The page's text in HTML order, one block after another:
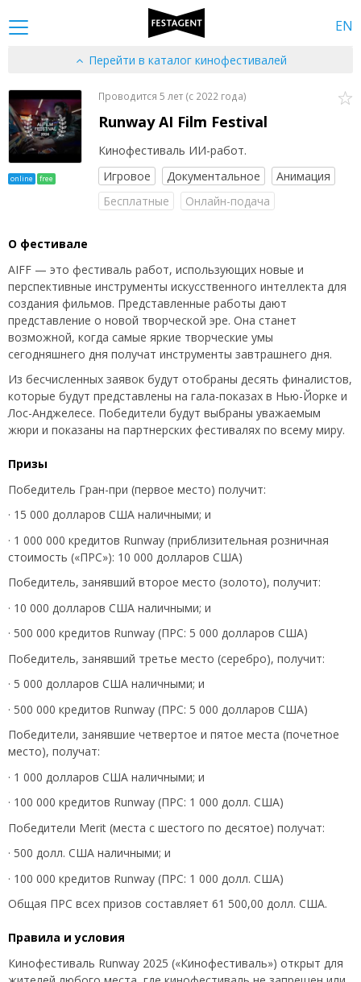
EN
Перейти в каталог кинофестивалей
online free
Проводится 5 лет (c 2022 года)
Runway AI Film Festival
Кинофестиваль ИИ-работ.
Игровое
Документальное
Анимация
Бесплатные
Онлайн-подача
О фестивале
AIFF — это фестиваль работ, использующих новые и
перспективные инструменты искусственного интеллекта для
создания фильмов. Представленные работы дают
представление о новой творческой эре. Она станет
возможной, когда самые яркие творческие умы
сегодняшнего дня получат инструменты завтрашнего дня.
Из бесчисленных заявок будут отобраны десять финалистов,
которые будут представлены на гала-показах в Нью-Йорке и
Лос-Анджелесе. Победители будут выбраны уважаемым
жюри и показаны на партнерских фестивалях по всему миру.
Призы
Победитель Гран-при (первое место) получит:
· 15 000 долларов США наличными; и
· 1 000 000 кредитов Runway (приблизительная розничная
стоимость («ПРС»): 10 000 долларов США)
Победитель, занявший второе место (золото), получит:
· 10 000 долларов США наличными; и
· 500 000 кредитов Runway (ПРС: 5 000 долларов США)
Победитель, занявший третье место (серебро), получит:
· 5 000 долларов США наличными; и
· 500 000 кредитов Runway (ПРС: 5 000 долларов США)
Победители, занявшие четвертое и пятое места (почетное
место), получат:
· 1 000 долларов США наличными; и
· 100 000 кредитов Runway (ПРС: 1 000 долл. США)
Победители Merit (места с шестого по десятое) получат:
· 500 долл. США наличными; и
· 100 000 кредитов Runway (ПРС: 1 000 долл. США)
Общая ПРС всех призов составляет 61 500,00 долл. США.
Правила и условия
Кинофестиваль Runway 2025 («Кинофестиваль») открыт для